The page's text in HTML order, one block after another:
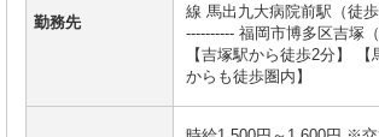
勤務先
線 馬出九大病院前駅（徒
---------- 福岡市博多区吉塚
【吉塚駅から徒歩2分】
からも徒歩圏内】